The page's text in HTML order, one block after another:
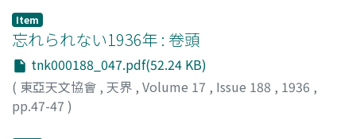
Item
忘れられない1936年 : 卷頭
tnk000188_047.pdf(52.24 KB)
( 東亞天文協會 , 天界 , Volume 17 , Issue 188 , 1936 ,
pp.47-47 )